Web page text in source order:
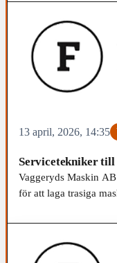
13 april, 2026, 14:35
Servicetekniker till
Vaggeryds Maskin
för att laga trasiga